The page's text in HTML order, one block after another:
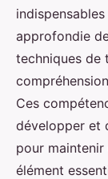
approfondie
techniques de
Ces
développer et
pour maintenir
élément